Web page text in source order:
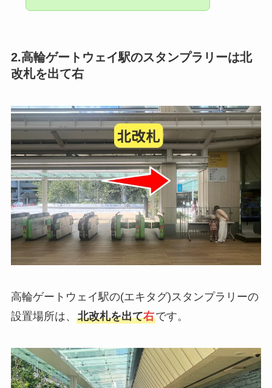
2.高輪ゲートウェイ駅のスタンプラリーは北
改札を出て右
高輪ゲートウェイ駅の(エキタグ)スタンプラリーの
設置場所は、 北改札を出て右です。